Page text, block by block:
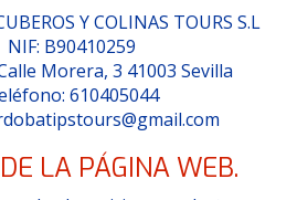
Y COLINAS TOURS S.L
NIF: B90410259
Morera, 3 41003 Sevilla
610405044
LA PÁGINA WEB.